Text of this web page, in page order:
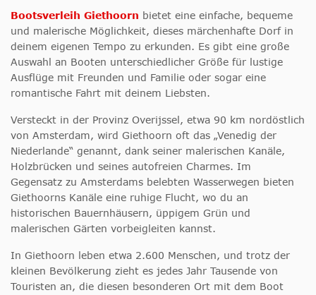
Bootsverleih Giethoorn bietet eine einfache, bequeme
und malerische Möglichkeit, dieses märchenhafte Dorf in
deinem eigenen Tempo zu erkunden. Es gibt eine große
Auswahl an Booten unterschiedlicher Größe für lustige
Ausflüge mit Freunden und Familie oder sogar eine
romantische Fahrt mit deinem Liebsten.
Versteckt in der Provinz Overijssel, etwa 90 km nordöstlich
von Amsterdam, wird Giethoorn oft das „Venedig der
Niederlande“ genannt, dank seiner malerischen Kanäle,
Holzbrücken und seines autofreien Charmes. Im
Gegensatz zu Amsterdams belebten Wasserwegen bieten
Giethoorns Kanäle eine ruhige Flucht, wo du an
historischen Bauernhäusern, üppigem Grün und
malerischen Gärten vorbeigleiten kannst.
In Giethoorn leben etwa 2.600 Menschen, und trotz der
kleinen Bevölkerung zieht es jedes Jahr Tausende von
Touristen an, die diesen besonderen Ort mit dem Boot